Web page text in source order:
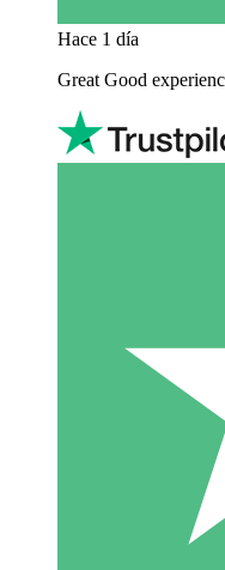
Hace 1 día
Great Good